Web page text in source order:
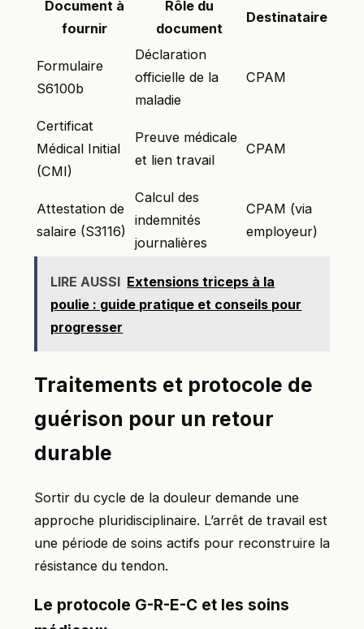
Document à
fournir
Rôle du
document
Destinataire
Formulaire
S6100b
Déclaration
officielle de la
maladie
CPAM
Certificat
Médical Initial
(CMI)
Preuve médicale
et lien travail
CPAM
Attestation de
salaire (S3116)
Calcul des
indemnités
journalières
CPAM (via
employeur)
LIRE AUSSI Extensions triceps à la
poulie : guide pratique et conseils pour
progresser
Traitements et protocole de
guérison pour un retour
durable
Sortir du cycle de la douleur demande une
approche pluridisciplinaire. L’arrêt de travail est
une période de soins actifs pour reconstruire la
résistance du tendon.
Le protocole G-R-E-C et les soins